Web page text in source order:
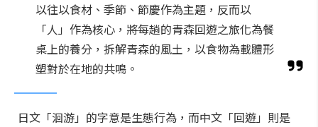
以往以食材、季節、節慶作為主題，反而以
「人」作為核心，將每趟的青森回遊之旅化為餐
桌上的養分，拆解青森的風土，以食物為載體形
塑對於在地的共鳴。
日文「洄游」的字意是生態行為，而中文「回遊」則是